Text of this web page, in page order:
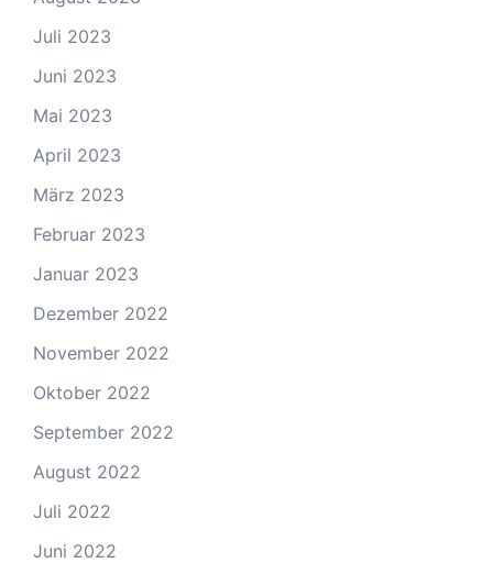
Juli 2023
Juni 2023
Mai 2023
April 2023
März 2023
Februar 2023
Januar 2023
Dezember 2022
November 2022
Oktober 2022
September 2022
August 2022
Juli 2022
Juni 2022